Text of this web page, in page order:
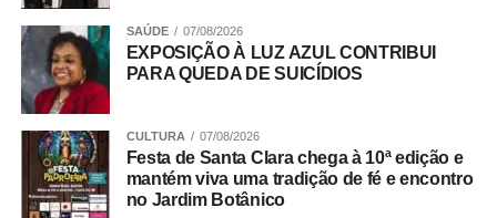
SAÚDE 07/08/2026
EXPOSIÇÃO À LUZ AZUL CONTRIBUI
PARA QUEDA DE SUICÍDIOS
CULTURA 07/08/2026
Festa de Santa Clara chega à 10ª edição e
mantém viva uma tradição de fé e encontro
no Jardim Botânico